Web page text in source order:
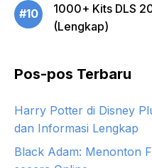
#10
1000+ Kits DLS
(Lengkap)
Pos-pos Terbaru
Harry Potter di Disney
dan Informasi Lengkap
Black Adam: Menonton